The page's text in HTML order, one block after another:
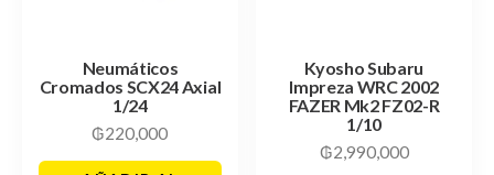
Neumáticos
Cromados SCX24 Axial
1/24
₲220,000
Kyosho Subaru
Impreza WRC 2002
FAZER Mk2 FZ02-R
1/10
₲2,990,000